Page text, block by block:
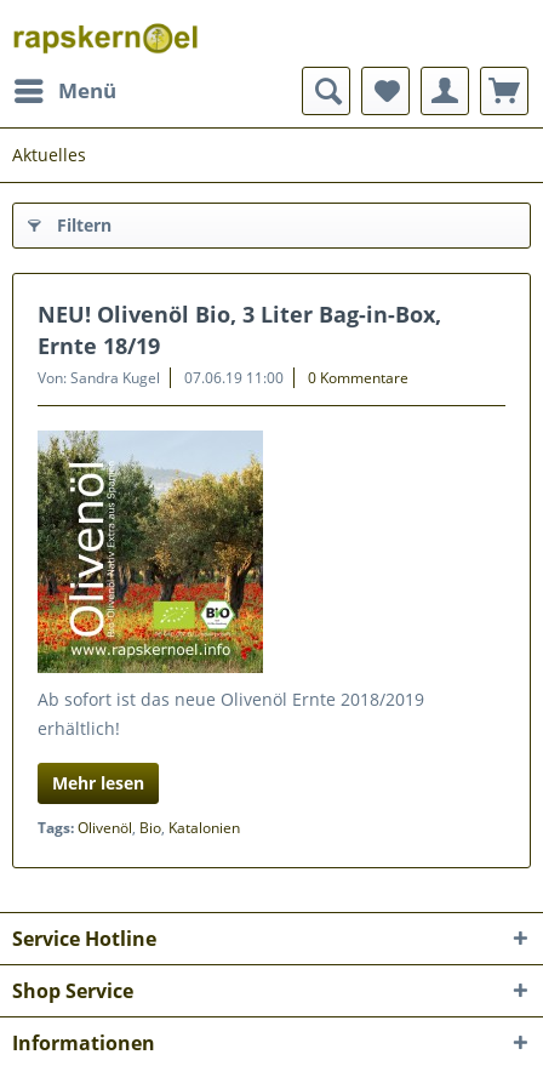
Menü
Aktuelles
Filtern
NEU! Olivenöl Bio, 3 Liter Bag-in-Box,
Ernte 18/19
Von: Sandra Kugel 07.06.19 11:00 0 Kommentare
Ab sofort ist das neue Olivenöl Ernte 2018/2019
erhältlich!
Mehr lesen
Tags:Olivenöl, Bio, Katalonien
Service Hotline
Shop Service
Informationen